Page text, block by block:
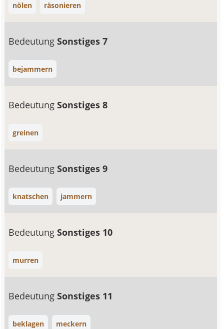
nölen räsonieren
BedeutungSonstiges 7
bejammern
BedeutungSonstiges 8
greinen
BedeutungSonstiges 9
knatschen jammern
BedeutungSonstiges 10
murren
BedeutungSonstiges 11
beklagen meckern